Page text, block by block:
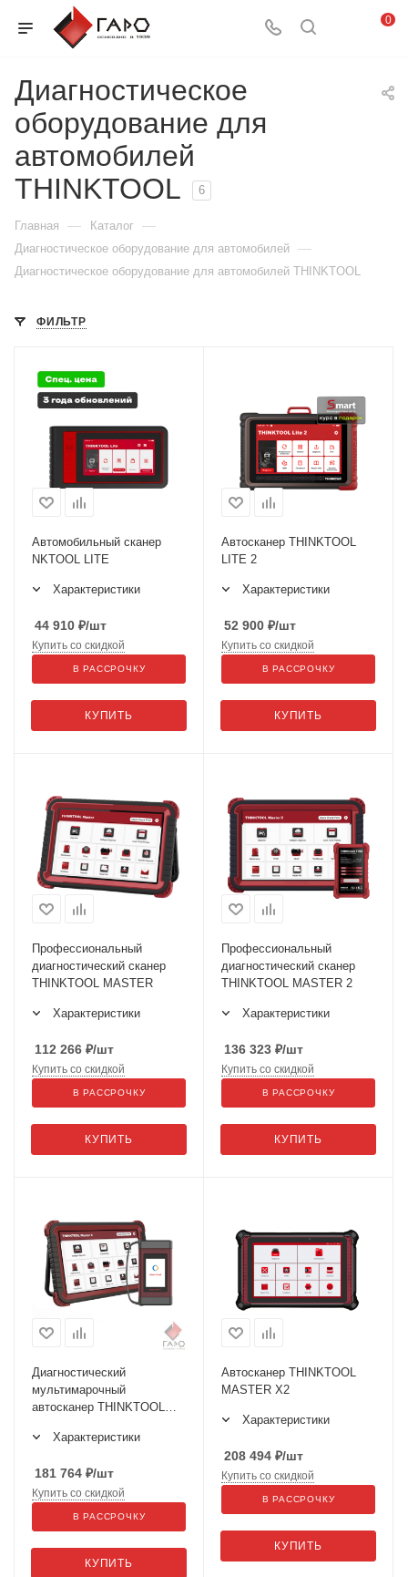
0
Диагностическое
оборудование для
автомобилей
THINKTOOL
6
Главная — Каталог —
Диагностическое оборудование для автомобилей —
Диагностическое оборудование для автомобилей THINKTOOL
ФИЛЬТР
Автомобильный сканер
NKTOOL LITE
Характеристики
44 910 ₽/шт
КУПИТЬ
Купить со скидкой
В РАССРОЧКУ
Автосканер THINKTOOL
LITE 2
Характеристики
52 900 ₽/шт
КУПИТЬ
Купить со скидкой
В РАССРОЧКУ
Профессиональный
диагностический сканер
THINKTOOL MASTER
Характеристики
112 266 ₽/шт
КУПИТЬ
Купить со скидкой
В РАССРОЧКУ
Профессиональный
диагностический сканер
THINKTOOL MASTER 2
Характеристики
136 323 ₽/шт
КУПИТЬ
Купить со скидкой
В РАССРОЧКУ
Диагностический
мультимарочный
автосканер THINKTOOL
Характеристики
181 764 ₽/шт
КУПИТЬ
Купить со скидкой
В РАССРОЧКУ
Автосканер THINKTOOL
MASTER X2
Характеристики
208 494 ₽/шт
КУПИТЬ
Купить со скидкой
В РАССРОЧКУ